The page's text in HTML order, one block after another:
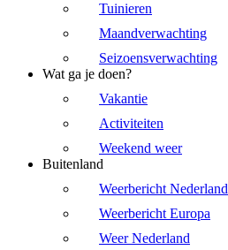
Tuinieren
Maandverwachting
Seizoensverwachting
Wat ga je doen?
Vakantie
Activiteiten
Weekend weer
Buitenland
Weerbericht Nederland
Weerbericht Europa
Weer Nederland